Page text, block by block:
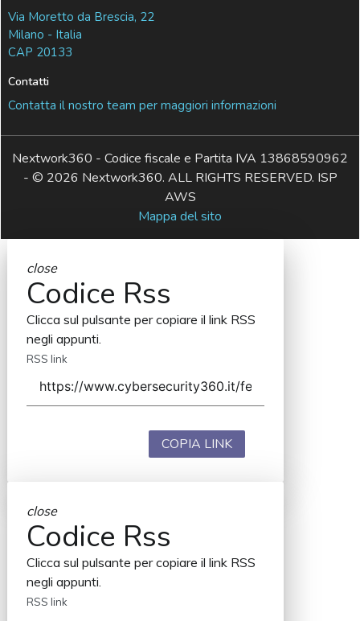
Via Moretto da Brescia, 22
Milano - Italia
CAP 20133
Contatti
Contatta il nostro team per maggiori informazioni
Nextwork360 - Codice fiscale e Partita IVA 13868590962
- © 2026 Nextwork360. ALL RIGHTS RESERVED. ISP
AWS
Mappa del sito
close
Codice Rss
Clicca sul pulsante per copiare il link RSS
negli appunti.
RSS link
COPIA LINK
close
Codice Rss
Clicca sul pulsante per copiare il link RSS
negli appunti.
RSS link